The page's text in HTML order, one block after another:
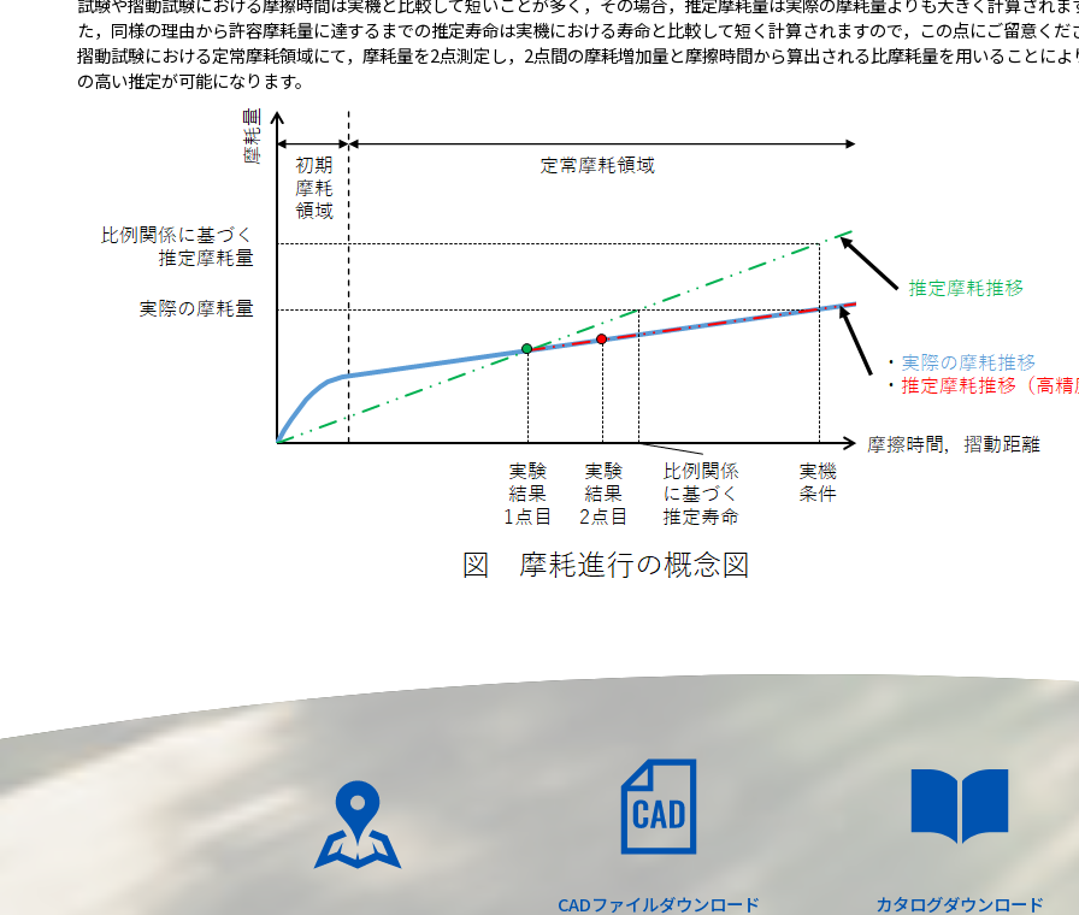
た，同様の理由から許容摩耗量に達するまでの推定寿命は実機における寿命と比較して短く計算されますので，この点にご留意くだ
摺動試験における定常摩耗領域にて，摩耗量を2点測定し，2点間の摩耗増加量と摩擦時間から算出される比摩耗量を用いることによ
の高い推定が可能になります。
CADファイルダウンロード カタログダウンロード